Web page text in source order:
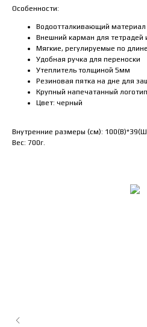
Особенности:
Водоотталкивающий материал
Внешний карман для тетрадей
Мягкие, регулируемые по
Удобная ручка для переноски
Утеплитель толщиной 5мм
Резиновая пятка на дне для
Крупный напечатанный логотип
Цвет: черный
Внутренние размеры (см):
Вес: 700г.